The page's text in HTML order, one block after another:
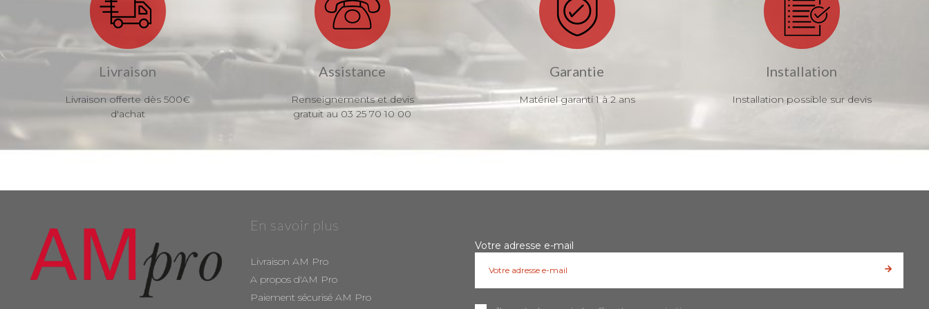
Livraison
Livraison offerte dès 500€
d'achat
Assistance
Renseignements et devis
gratuit au 03 25 70 10 00
Garantie
Matériel garanti 1 à 2 ans
Installation
Installation possible sur devis
En savoir plus
Livraison AM Pro
A propos d'AM Pro
Paiement sécurisé AM Pro
Votre adresse e-mail